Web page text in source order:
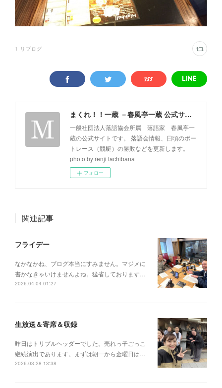
1 リブログ
まくれ！！一蔵 －春風亭一蔵 公式サイト－
一般社団法人落語協会所属 落語家 春風亭一
蔵の公式サイトです。 落語会情報、日頃のボー
トレース（競艇）の勝敗などを更新します。
photo by renji tachibana
フォロー
関連記事
フライデー
なかなかね、ブログ本当にすみません。マジメに
書かなきゃいけませんよね。猛省しております…
2026.04.04 01:27
生放送＆寄席＆収録
昨日はトリプルヘッダーでした。売れっ子ごっこ
継続演出であります。まずは朝一から金曜日は…
2026.03.28 13:38